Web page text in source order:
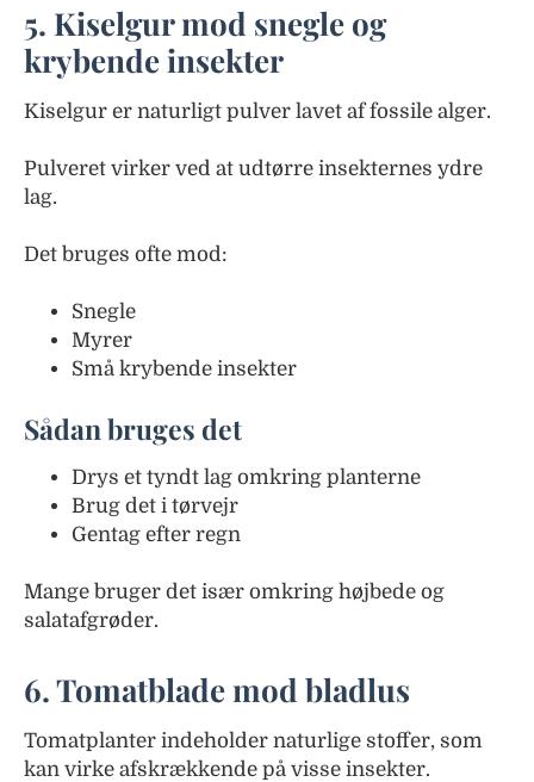
5. Kiselgur mod snegle og
krybende insekter
Kiselgur er naturligt pulver lavet af fossile alger.
Pulveret virker ved at udtørre insekternes ydre
lag.
Det bruges ofte mod:
Snegle
Myrer
Små krybende insekter
Sådan bruges det
Drys et tyndt lag omkring planterne
Brug det i tørvejr
Gentag efter regn
Mange bruger det især omkring højbede og
salatafgrøder.
6. Tomatblade mod bladlus
Tomatplanter indeholder naturlige stoffer, som
kan virke afskrækkende på visse insekter.